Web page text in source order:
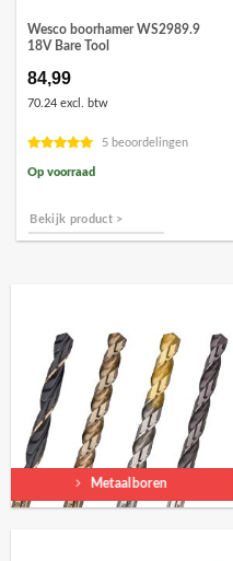
Wesco boorhamer WS2989.9
18V Bare Tool
84,99
70.24 excl. btw
5 beoordelingen
Op voorraad
Bekijk product >
Metaalboren